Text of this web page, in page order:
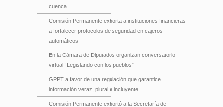
cuenca
Comisión Permanente exhorta a instituciones financieras
a fortalecer protocolos de seguridad en cajeros
automáticos
En la Cámara de Diputados organizan conversatorio
virtual “Legislando con los pueblos”
GPPT a favor de una regulación que garantice
información veraz, plural e incluyente
Comisión Permanente exhortó a la Secretaría de